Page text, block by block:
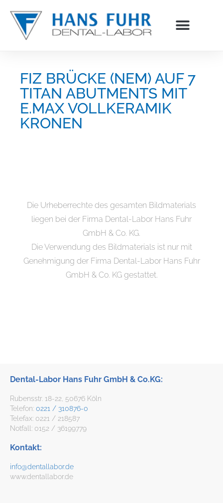
springen
FIZ BRÜCKE (NEM) AUF 7
TITAN ABUTMENTS MIT
E.MAX VOLLKERAMIK
KRONEN
Die Urheberrechte des gesamten Bildmaterials
liegen bei der Firma Dental-Labor Hans Fuhr
GmbH & Co. KG.
Die Verwendung des Bildmaterials ist nur mit
Genehmigung der Firma Dental-Labor Hans Fuhr
GmbH & Co. KG gestattet.
Dental-Labor Hans Fuhr GmbH & Co.KG:
Rubensstr. 18-22, 50676 Köln
Telefon: 0221 / 310876-0
Telefax: 0221 / 218587
Notfall: 0152 / 36199779
Kontakt:
info@dentallabor.de
www.dentallabor.de